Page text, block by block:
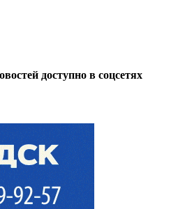
доступно в соцсетях